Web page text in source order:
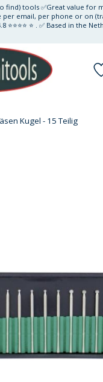
find) tools ✅Great value for
per email, per phone or on
⭐⭐⭐⭐ ⭐ . ✅ Based in the
Kugel - 15 Teilig